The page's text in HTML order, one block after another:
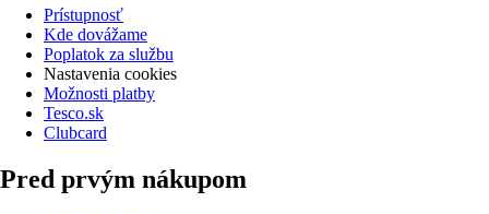
Prístupnosť
Kde dovážame
Poplatok za službu
Nastavenia cookies
Možnosti platby
Tesco.sk
Clubcard
Pred prvým nákupom